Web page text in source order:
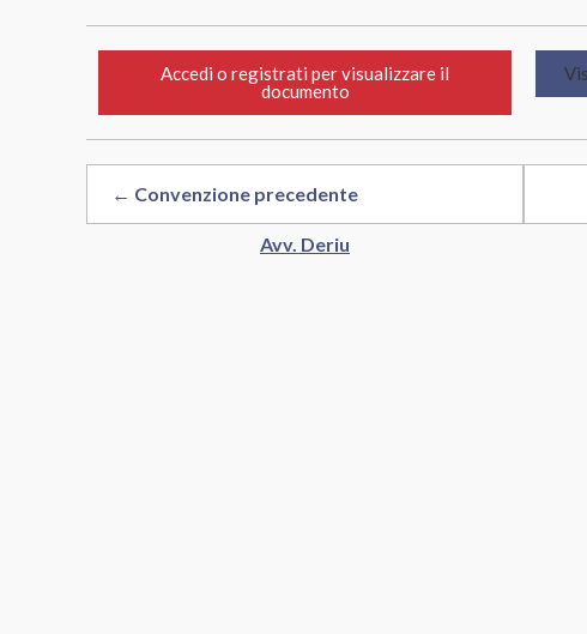
Accedi o registrati per visualizzare il
documento
← Convenzione precedente
Avv. Deriu